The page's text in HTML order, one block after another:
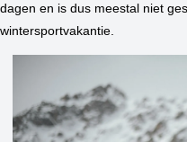
dagen en is dus meestal niet
wintersportvakantie.